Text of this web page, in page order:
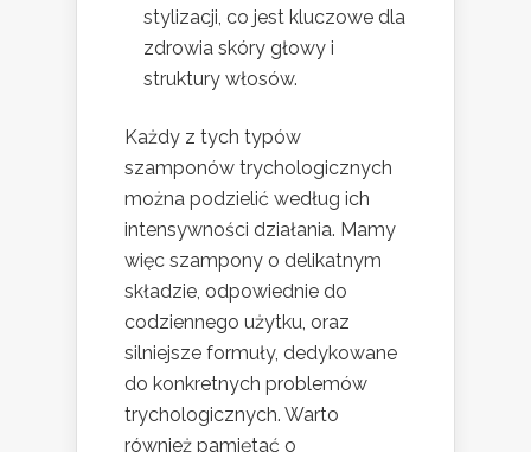
stylizacji, co jest kluczowe dla
zdrowia skóry głowy i
struktury włosów.
Każdy z tych typów
szamponów trychologicznych
można podzielić według ich
intensywności działania. Mamy
więc szampony o delikatnym
składzie, odpowiednie do
codziennego użytku, oraz
silniejsze formuły, dedykowane
do konkretnych problemów
trychologicznych. Warto
również pamiętać o